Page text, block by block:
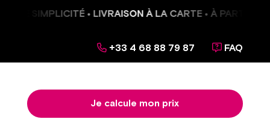
SIMPLICITÉ • LIVRAISON À LA CARTE • À PARTIR DE 1
+33 4 68 88 79 87 FAQ
Je calcule mon prix